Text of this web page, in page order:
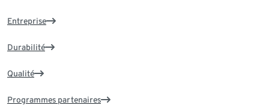
Entreprise
Durabilité
Qualité
Programmes partenaires